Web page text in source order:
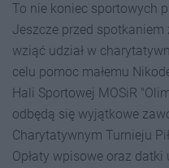
To nie koniec sportowych
Jeszcze przed
wziąć udział w
celu pomoc małemu
Hali Sportowej MOSiR
odbędą się wyjątkowe
Charytatywnym Turnieju
Opłaty wpisowe oraz